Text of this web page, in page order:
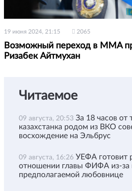
19 июня 2024, 21:15 2065
Возможный переход в MMA
Ризабек Айтмухан
Читаемое
09 августа, 20:53 За 18 часов
казахстанка родом из ВКО
восхождение на Эльбрус
09 августа, 16:26 УЕФА готовит
отношении главы ФИФА из-за
предполагаемой любовнице